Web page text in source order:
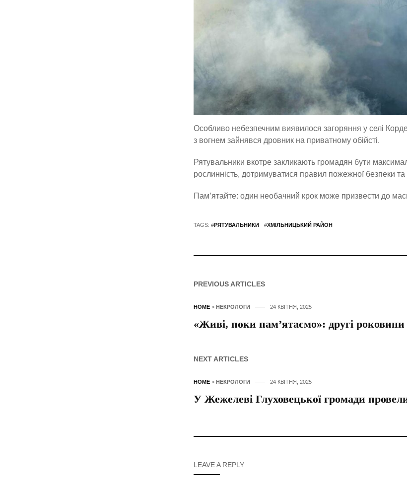
Особливо небезпечним виявилося загоряння у селі
з вогнем зайнявся дровник на приватному обійсті.
Рятувальники вкотре закликають громадян бути
рослинність, дотримуватися правил пожежної безпеки
Пам’ятайте: один необачний крок може призвести до
TAGS: #РЯТУВАЛЬНИКИ #ХМІЛЬНИЦЬКИЙ РАЙОН
PREVIOUS ARTICLES
HOME> НЕКРОЛОГИ 24 КВІТНЯ, 2025
«Живі, поки пам’ятаємо»: другі роковини
NEXT ARTICLES
HOME> НЕКРОЛОГИ 24 КВІТНЯ, 2025
У Жежелеві Глуховецької громади
LEAVE A REPLY